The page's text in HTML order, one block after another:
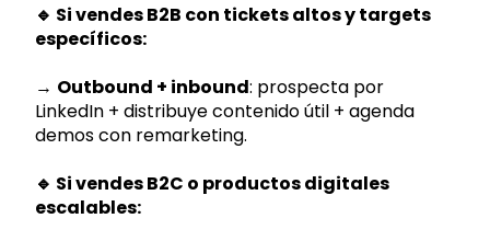
🔹 Si vendes B2B con tickets altos y targets
específicos:
→ Outbound + inbound: prospecta por
LinkedIn + distribuye contenido útil + agenda
demos con remarketing.
🔹 Si vendes B2C o productos digitales
escalables: